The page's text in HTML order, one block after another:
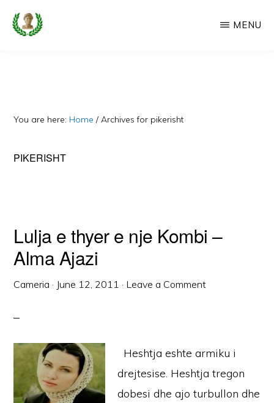
Skip
Faqe
Dedikuar
MENU
You are here: Home / Archives for pikerisht
PIKERISHT
Lulja e thyer e nje Kombi –
Alma Ajazi
Cameria · June 12, 2011 · Leave a Comment
Heshtja eshte armiku i
drejtesise. Heshtja tregon
dobesi dhe ajo turbullon dhe